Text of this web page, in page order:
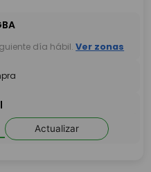
día hábil. Ver zonas
Actualizar